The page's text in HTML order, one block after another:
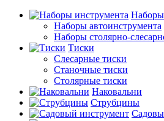
Наборы
Наборы автоинструмента
Наборы столярно-
Тиски
Слесарные тиски
Станочные тиски
Столярные тиски
Наковальни
Струбцины